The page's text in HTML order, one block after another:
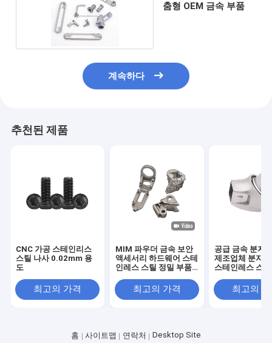
춤형 OEM 금속 부품
계속하다
추천된 제품
CNC 가공 스테인리스
스틸 나사 0.02mm 용
도
최고의 가격
MIM 파우더 금속 보안
액세서리 하드웨어 스테
인레스 스틸 정밀 부품
서리
최고의 가격
공급 금속 분자
제조업체 분자
스테인레스 스
최고의
홈 사이트맵 연락처 Desktop Site